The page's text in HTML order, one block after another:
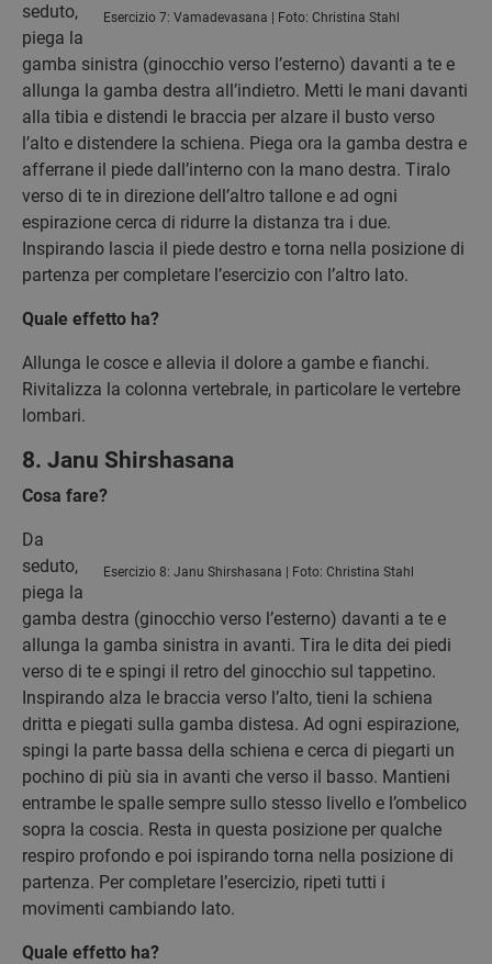
Esercizio 7: Vamadevasana | Foto: Christina Stahl
seduto,
piega la
gamba sinistra (ginocchio verso l’esterno) davanti a te e
allunga la gamba destra all’indietro. Metti le mani davanti
alla tibia e distendi le braccia per alzare il busto verso
l’alto e distendere la schiena. Piega ora la gamba destra e
afferrane il piede dall’interno con la mano destra. Tiralo
verso di te in direzione dell’altro tallone e ad ogni
espirazione cerca di ridurre la distanza tra i due.
Inspirando lascia il piede destro e torna nella posizione di
partenza per completare l’esercizio con l’altro lato.
Quale effetto ha?
Allunga le cosce e allevia il dolore a gambe e fianchi.
Rivitalizza la colonna vertebrale, in particolare le vertebre
lombari.
8. Janu Shirshasana
Cosa fare?
Esercizio 8: Janu Shirshasana | Foto: Christina Stahl
Da
seduto,
piega la
gamba destra (ginocchio verso l’esterno) davanti a te e
allunga la gamba sinistra in avanti. Tira le dita dei piedi
verso di te e spingi il retro del ginocchio sul tappetino.
Inspirando alza le braccia verso l’alto, tieni la schiena
dritta e piegati sulla gamba distesa. Ad ogni espirazione,
spingi la parte bassa della schiena e cerca di piegarti un
pochino di più sia in avanti che verso il basso. Mantieni
entrambe le spalle sempre sullo stesso livello e l’ombelico
sopra la coscia. Resta in questa posizione per qualche
respiro profondo e poi ispirando torna nella posizione di
partenza. Per completare l’esercizio, ripeti tutti i
movimenti cambiando lato.
Quale effetto ha?